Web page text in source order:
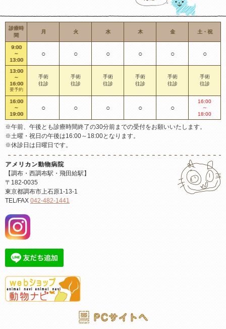
診療時
間
月 火 水 木 金 土・祝
9:00
～
13:00
○ ○ ○ ○ ○ ○
13:00
～
16:00
要予約
手術
往診
手術
往診
手術
往診
手術
往診
手術
往診
手術
往診
16:00
～
19:00
○ ○ ○ ○ ○
16:00
～
18:00
※午前、午後とも診療時間終了の30分前までの受付をお願いいたします。
※土曜・祝日の午後は16:00～18:00となります。
※休診日は日曜日です。
アメリカン動物病院
【調布・西調布駅・飛田給駅】
〒182-0035
東京都調布市上石原1-13-1
TEL/FAX 042-482-1441